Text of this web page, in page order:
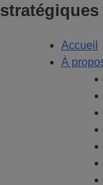
Accueil
À